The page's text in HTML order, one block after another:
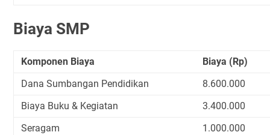
Biaya SMP
Komponen Biaya
Biaya (Rp)
Dana Sumbangan Pendidikan
8.600.000
Biaya Buku & Kegiatan
3.400.000
Seragam
1.000.000